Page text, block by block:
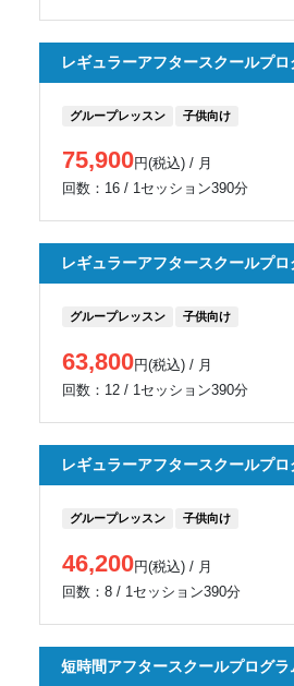
レギュラーアフタースクールプロ
グループレッスン 子供向け
75,900円(税込) / 月
回数：16 / 1セッション390分
レギュラーアフタースクールプロ
グループレッスン 子供向け
63,800円(税込) / 月
回数：12 / 1セッション390分
レギュラーアフタースクールプロ
グループレッスン 子供向け
46,200円(税込) / 月
回数：8 / 1セッション390分
短時間アフタースクールプログラ